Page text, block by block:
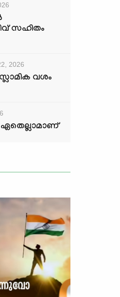
സഹിതം
2026
വശം